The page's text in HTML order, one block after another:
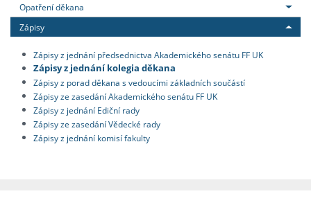
Opatření děkana
Zápisy
Zápisy z jednání předsednictva Akademického senátu FF UK
Zápisy z jednání kolegia děkana
Zápisy z porad děkana s vedoucími základních součástí
Zápisy ze zasedání Akademického senátu FF UK
Zápisy z jednání Ediční rady
Zápisy ze zasedání Vědecké rady
Zápisy z jednání komisí fakulty